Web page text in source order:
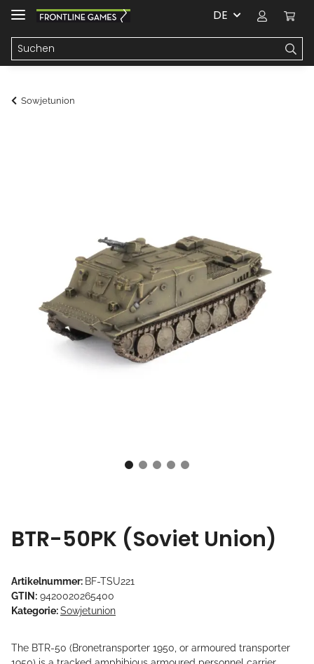
DE
Sowjetunion
BTR-50PK (Soviet Union)
Artikelnummer: BF-TSU221
GTIN: 9420020265400
Kategorie:Sowjetunion
The BTR-50 (Bronetransporter 1950, or armoured transporter